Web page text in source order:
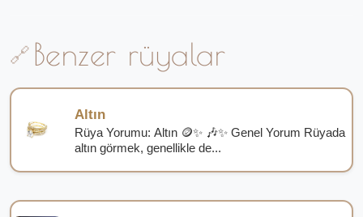
Benzer rüyalar
Altın
Rüya Yorumu: Altın 🪙✨ 🎶✨ Genel Yorum Rüyada
altın görmek, genellikle de...